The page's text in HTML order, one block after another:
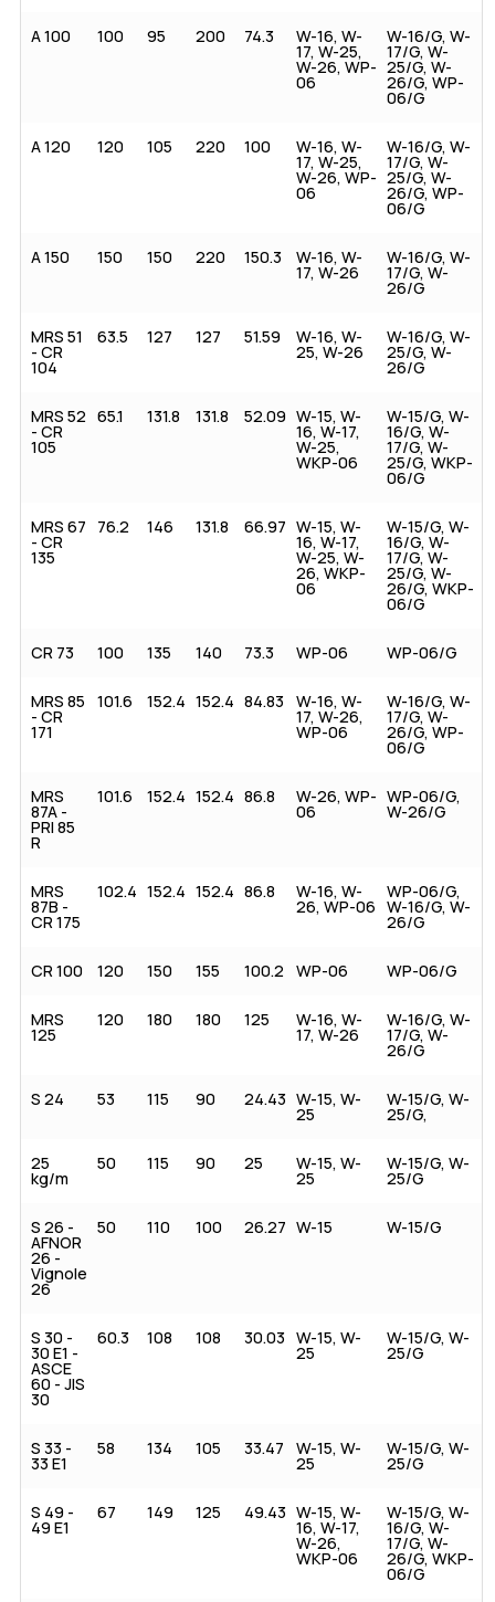
A 100 100 95 200 74.3 W-16, W-
17, W-25,
W-26, WP-
06
W-16/G, W-
17/G, W-
25/G, W-
26/G, WP-
06/G
A 120 120 105 220 100 W-16, W-
17, W-25,
W-26, WP-
06
W-16/G, W-
17/G, W-
25/G, W-
26/G, WP-
06/G
A 150 150 150 220 150.3 W-16, W-
17, W-26
W-16/G, W-
17/G, W-
26/G
MRS 51
- CR
104
63.5 127 127 51.59 W-16, W-
25, W-26
W-16/G, W-
25/G, W-
26/G
MRS 52
- CR
105
65.1 131.8 131.8 52.09 W-15, W-
16, W-17,
W-25,
WKP-06
W-15/G, W-
16/G, W-
17/G, W-
25/G, WKP-
06/G
MRS 67
- CR
135
76.2 146 131.8 66.97 W-15, W-
16, W-17,
W-25, W-
26, WKP-
06
W-15/G, W-
16/G, W-
17/G, W-
25/G, W-
26/G, WKP-
06/G
CR 73 100 135 140 73.3 WP-06 WP-06/G
MRS 85
- CR
171
101.6 152.4 152.4 84.83 W-16, W-
17, W-26,
WP-06
W-16/G, W-
17/G, W-
26/G, WP-
06/G
MRS
87A -
PRI 85
R
101.6 152.4 152.4 86.8 W-26, WP-
06
WP-06/G,
W-26/G
MRS
87B -
CR 175
102.4 152.4 152.4 86.8 W-16, W-
26, WP-06
WP-06/G,
W-16/G, W-
26/G
CR 100 120 150 155 100.2 WP-06 WP-06/G
MRS
125
120 180 180 125 W-16, W-
17, W-26
W-16/G, W-
17/G, W-
26/G
S 24 53 115 90 24.43 W-15, W-
25
W-15/G, W-
25/G,
25
kg/m
50 115 90 25 W-15, W-
25
W-15/G, W-
25/G
S 26 -
AFNOR
26 -
Vignole
26
50 110 100 26.27 W-15 W-15/G
S 30 -
30 E1 -
ASCE
60 - JIS
30
60.3 108 108 30.03 W-15, W-
25
W-15/G, W-
25/G
S 33 -
33 E1
58 134 105 33.47 W-15, W-
25
W-15/G, W-
25/G
S 49 -
49 E1
67 149 125 49.43 W-15, W-
16, W-17,
W-26,
WKP-06
W-15/G, W-
16/G, W-
17/G, W-
26/G, WKP-
06/G